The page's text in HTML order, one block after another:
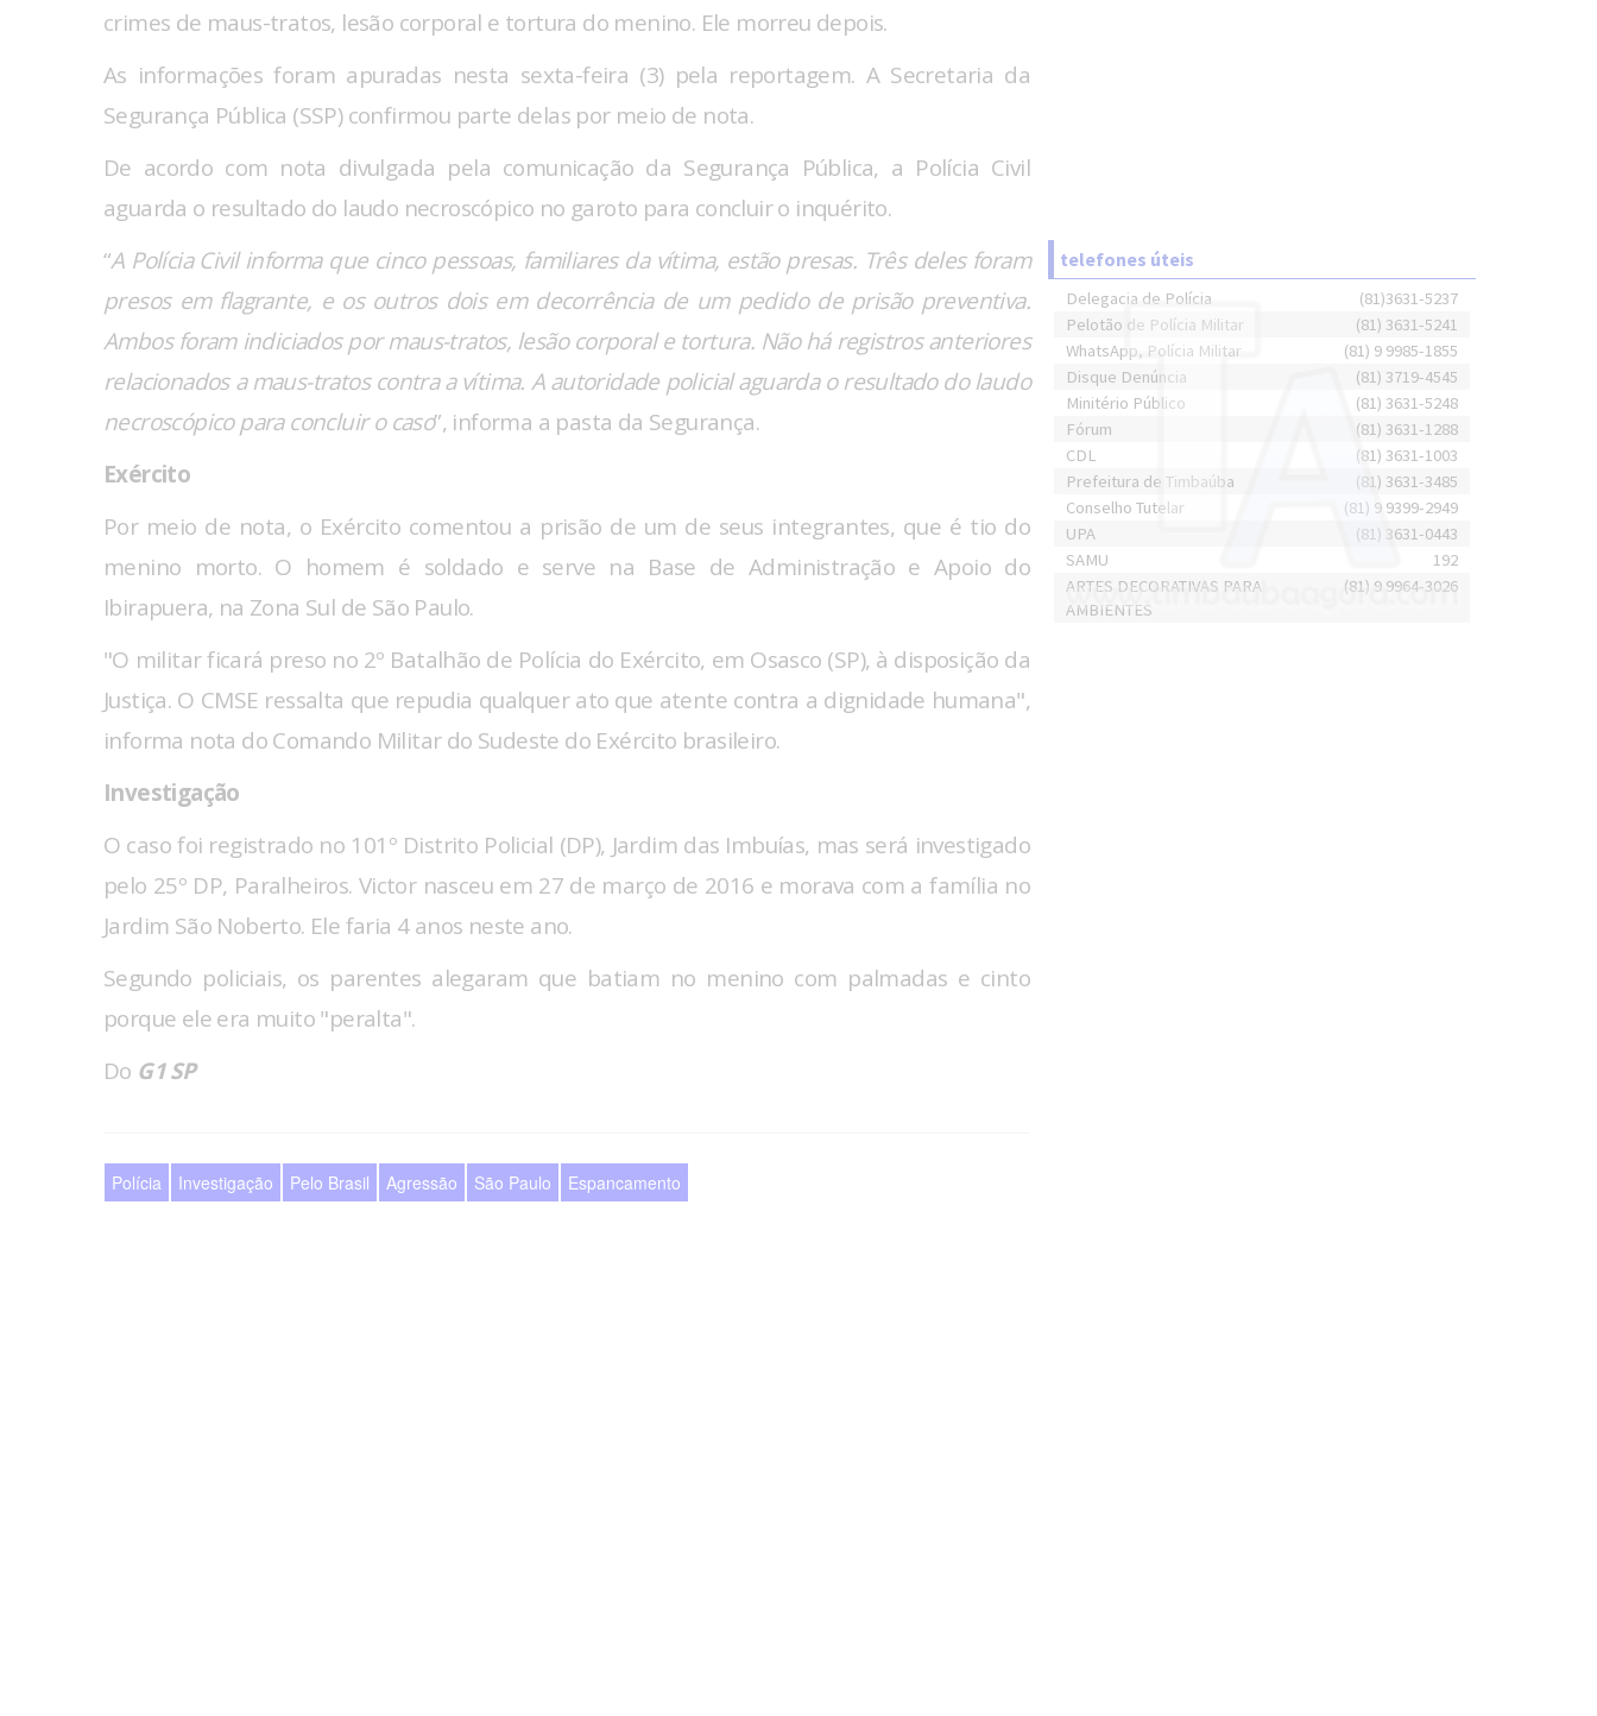
crimes de maus-tratos, lesão corporal e tortura do menino. Ele morreu depois.
As informações foram apuradas nesta sexta-feira (3) pela reportagem. A Secretaria da
Segurança Pública (SSP) confirmou parte delas por meio de nota.
De acordo com nota divulgada pela comunicação da Segurança Pública, a Polícia Civil
aguarda o resultado do laudo necroscópico no garoto para concluir o inquérito.
“A Polícia Civil informa que cinco pessoas, familiares da vítima, estão presas. Três deles foram
presos em flagrante, e os outros dois em decorrência de um pedido de prisão preventiva.
Ambos foram indiciados por maus-tratos, lesão corporal e tortura. Não há registros anteriores
relacionados a maus-tratos contra a vítima. A autoridade policial aguarda o resultado do laudo
necroscópico para concluir o caso”, informa a pasta da Segurança.
Exército
Por meio de nota, o Exército comentou a prisão de um de seus integrantes, que é tio do
menino morto. O homem é soldado e serve na Base de Administração e Apoio do
Ibirapuera, na Zona Sul de São Paulo.
"O militar ficará preso no 2º Batalhão de Polícia do Exército, em Osasco (SP), à disposição da
Justiça. O CMSE ressalta que repudia qualquer ato que atente contra a dignidade humana",
informa nota do Comando Militar do Sudeste do Exército brasileiro.
Investigação
O caso foi registrado no 101º Distrito Policial (DP), Jardim das Imbuías, mas será investigado
pelo 25º DP, Paralheiros. Victor nasceu em 27 de março de 2016 e morava com a família no
Jardim São Noberto. Ele faria 4 anos neste ano.
Segundo policiais, os parentes alegaram que batiam no menino com palmadas e cinto
porque ele era muito "peralta".
Do G1 SP
Polícia Investigação Pelo Brasil Agressão São Paulo Espancamento
telefones úteis
Delegacia de Polícia
(81)3631-5237
Pelotão de Polícia Militar
(81) 3631-5241
WhatsApp, Polícia Militar
(81) 9 9985-1855
Disque Denúncia
(81) 3719-4545
Minitério Público
(81) 3631-5248
Fórum
(81) 3631-1288
CDL
(81) 3631-1003
Prefeitura de Timbaúba
(81) 3631-3485
Conselho Tutelar
(81) 9 9399-2949
UPA
(81) 3631-0443
SAMU
192
ARTES DECORATIVAS PARA
AMBIENTES
(81) 9 9964-3026